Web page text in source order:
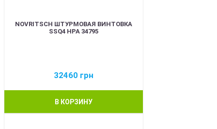
NOVRITSCH ШТУРМОВАЯ ВИНТОВКА
SSQ4 HPA 34795
32460 грн
В КОРЗИНУ